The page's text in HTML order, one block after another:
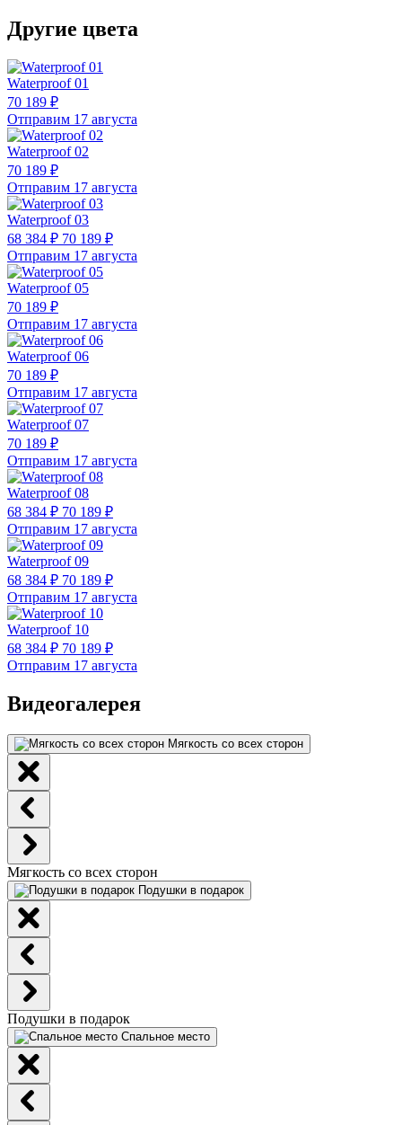
Другие цвета
Waterproof 01
70 189 ₽
Отправим 17 августа
Waterproof 02
70 189 ₽
Отправим 17 августа
Waterproof 03
68 384 ₽ 70 189 ₽
Отправим 17 августа
Waterproof 05
70 189 ₽
Отправим 17 августа
Waterproof 06
70 189 ₽
Отправим 17 августа
Waterproof 07
70 189 ₽
Отправим 17 августа
Waterproof 08
68 384 ₽ 70 189 ₽
Отправим 17 августа
Waterproof 09
68 384 ₽ 70 189 ₽
Отправим 17 августа
Waterproof 10
68 384 ₽ 70 189 ₽
Отправим 17 августа
Видеогалерея
Мягкость со всех сторон
Мягкость со всех сторон
Подушки в подарок
Подушки в подарок
Спальное место